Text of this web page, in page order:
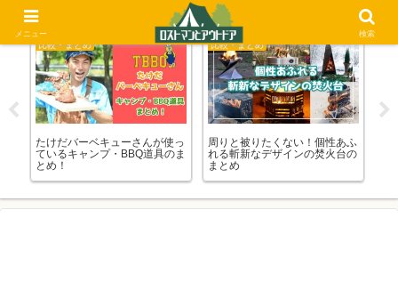
比較・まとめ
たけだバーベキューさんが使っ
ているキャンプ・BBQ道具のま
とめ！
比較・まとめ
周りと被りたくない！個性あふ
れる斬新なデザインの焚火台の
まとめ
比
メニュー 検索